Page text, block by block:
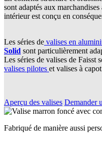
sont adaptés aux
intérieur est conçu en
Les séries de valises en
Solid sont particulièrement
Les séries de valises de Faisst
valises pilotes et valises à
Aperçu des valises Demander
Fabriqué de manière aussi